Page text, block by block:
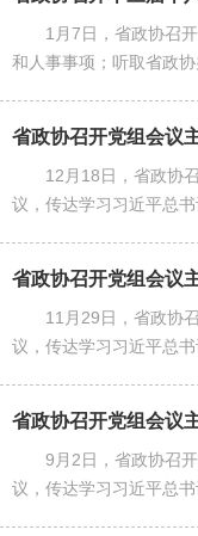
1月7日，省政协召
和人事事项；听取省政
12月18日，省政协
议，传达学习习近平总
11月29日，省政协
议，传达学习习近平总
9月2日，省政协召
议，传达学习习近平总